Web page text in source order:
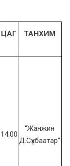
ЦАГ ТАНХИМ
14.00
“Жанжин
Д.Сүхбаатар”